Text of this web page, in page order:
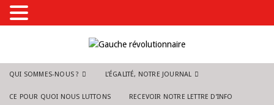
QUI SOMMES-NOUS ? L’ÉGALITÉ, NOTRE JOURNAL
CE POUR QUOI NOUS LUTTONS RECEVOIR NOTRE LETTRE D’INFO